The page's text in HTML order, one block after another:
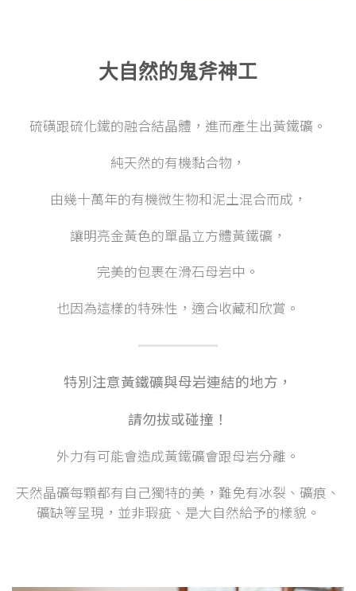
大自然的鬼斧神工
硫磺跟硫化鐵的融合結晶體，進而產生出黃鐵礦。
純天然的有機黏合物，
由幾十萬年的有機微生物和泥土混合而成，
讓明亮金黃色的單晶立方體黃鐵礦，
完美的包裹在滑石母岩中。
也因為這樣的特殊性，適合收藏和欣賞。
特別注意黃鐵礦與母岩連結的地方，
請勿拔或碰撞！
外力有可能會造成黃鐵礦會跟母岩分離。
天然晶礦每顆都有自己獨特的美，難免有冰裂、礦痕、
礦缺等呈現，並非瑕疵、是大自然給予的樣貌。